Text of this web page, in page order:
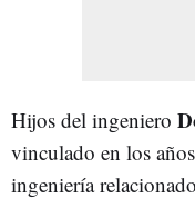
Hijos del ingeniero
vinculado en los
ingeniería